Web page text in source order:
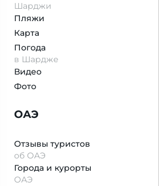
Шарджи
Пляжи
Карта
Погода
в Шардже
Видео
Фото
ОАЭ
Отзывы туристов
об ОАЭ
Города и курорты
ОАЭ